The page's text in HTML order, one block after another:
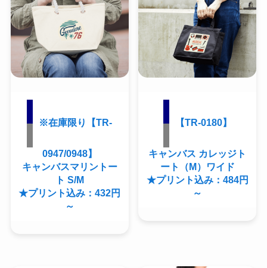
※在庫限り【TR-
0947/0948】
キャンバスマリントー
ト S/M
★プリント込み：432円
～
【TR-0180】
キャンバス カレッジト
ート（M）ワイド
★プリント込み：484円
～